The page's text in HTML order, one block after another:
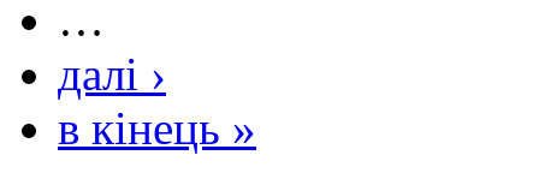
…
далі ›
в кінець »